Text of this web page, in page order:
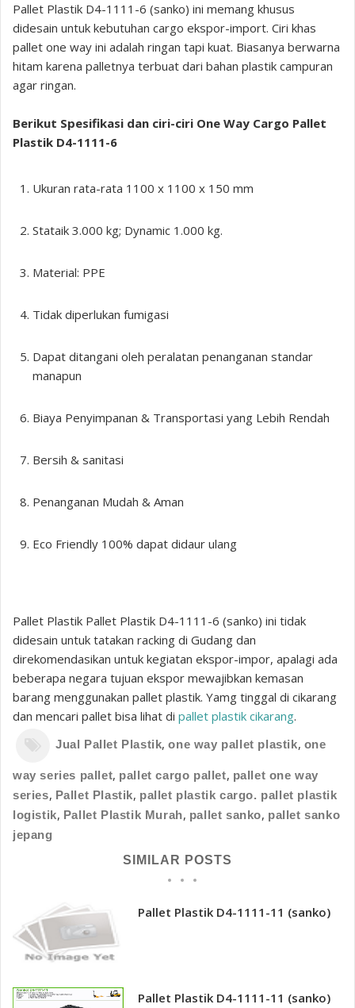
Pallet Plastik D4-1111-6 (sanko) ini memang khusus
didesain untuk kebutuhan cargo ekspor-import. Ciri khas
pallet one way ini adalah ringan tapi kuat. Biasanya berwarna
hitam karena palletnya terbuat dari bahan plastik campuran
agar ringan.
Berikut Spesifikasi dan ciri-ciri One Way Cargo Pallet
Plastik D4-1111-6
Ukuran rata-rata 1100 x 1100 x 150 mm
Stataik 3.000 kg; Dynamic 1.000 kg.
Material: PPE
Tidak diperlukan fumigasi
Dapat ditangani oleh peralatan penanganan standar
manapun
Biaya Penyimpanan & Transportasi yang Lebih Rendah
Bersih & sanitasi
Penanganan Mudah & Aman
Eco Friendly 100% dapat didaur ulang
Pallet Plastik Pallet Plastik D4-1111-6 (sanko) ini tidak
didesain untuk tatakan racking di Gudang dan
direkomendasikan untuk kegiatan ekspor-impor, apalagi ada
beberapa negara tujuan ekspor mewajibkan kemasan
barang menggunakan pallet plastik. Yamg tinggal di cikarang
dan mencari pallet bisa lihat di pallet plastik cikarang.
Jual Pallet Plastik,one way pallet plastik, one
way series pallet, pallet cargo pallet, pallet one way
series, Pallet Plastik, pallet plastik cargo. pallet plastik
logistik, Pallet Plastik Murah, pallet sanko, pallet sanko
jepang
SIMILAR POSTS
Pallet Plastik D4-1111-11 (sanko)
Pallet Plastik D4-1111-11 (sanko)